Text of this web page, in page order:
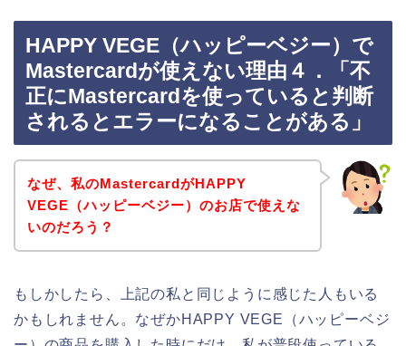
HAPPY VEGE（ハッピーベジー）で
Mastercardが使えない理由４．「不
正にMastercardを使っていると判断
されるとエラーになることがある」
なぜ、私のMastercardがHAPPY
VEGE（ハッピーベジー）のお店で使えな
いのだろう？
もしかしたら、上記の私と同じように感じた人もいる
かもしれません。なぜかHAPPY VEGE（ハッピーベジ